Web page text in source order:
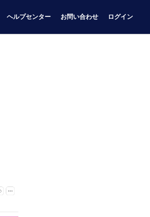
ヘルプセンター お問い合わせ ログイン